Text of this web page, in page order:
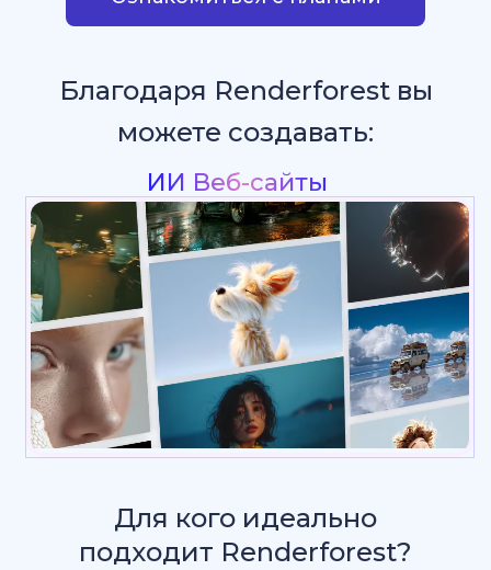
Благодаря Renderforest вы
можете создавать:
Интр
Для кого идеально
подходит Renderforest?